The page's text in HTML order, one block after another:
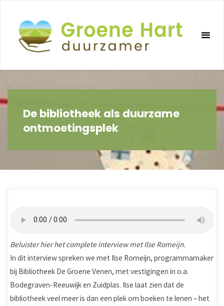
inhoud
De bibliotheek als duurzame
ontmoetingsplek
Beluister hier het complete interview met Ilse Romeijn.
In dit interview spreken we met Ilse Romeijn, programmamaker
bij Bibliotheek De Groene Venen, met vestigingen in o.a.
Bodegraven-Reeuwijk en Zuidplas. Ilse laat zien dat de
bibliotheek veel meer is dan een plek om boeken te lenen – het